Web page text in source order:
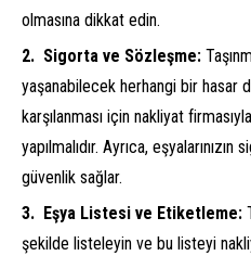
olmasına dikkat edin.
Sigorta ve Sözleşme:
yaşanabilecek herhangi bir hasar
karşılanması için nakliyat
yapılmalıdır. Ayrıca,
güvenlik sağlar.
Eşya Listesi ve Etiketleme:
şekilde listeleyin ve bu listeyi